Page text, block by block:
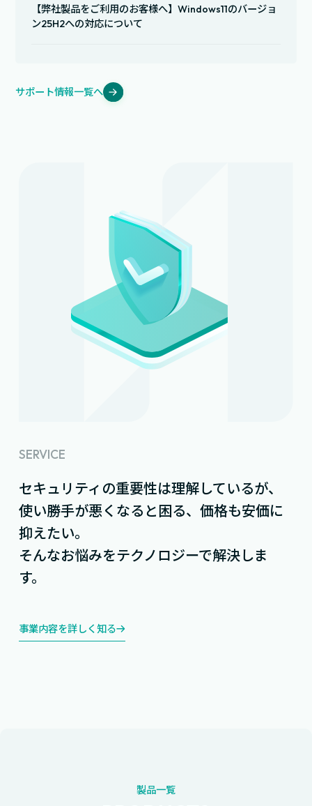
【弊社製品をご利用のお客様へ】Windows11のバージョ
ン25H2への対応について
サポート情報一覧へ
SERVICE
セキュリティの重要性は理解しているが、
使い勝手が悪くなると困る、価格も安価に
抑えたい。
そんなお悩みをテクノロジーで解決しま
す。
事業内容を詳しく知る
製品一覧